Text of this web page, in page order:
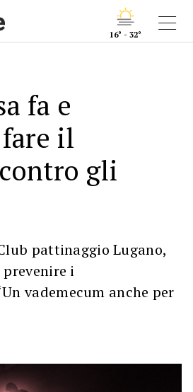
16° - 32°
fa e
il
gli
pattinaggio Lugano,
i
vademecum anche per